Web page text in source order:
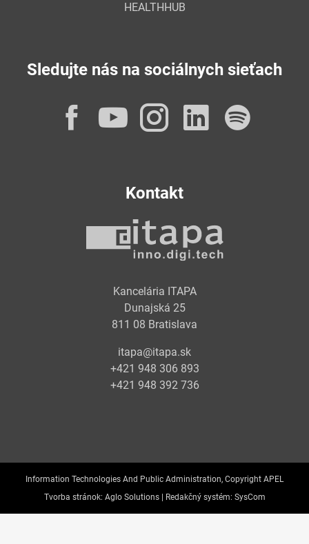
HEALTHHUB
Sledujte nás na sociálnych sieťach
Facebook
YouTube
Instagram
Kontakt
Kancelária ITAPA
Dunajská 25
811 08 Bratislava
itapa@itapa.sk
+421 948 306 893
+421 948 392 736
Information Technologies And Public Administration, Copyright APEL
Tvorba stránok: Aglo Solutions | Redakčný systém: SysCom